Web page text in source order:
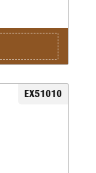
EX51010